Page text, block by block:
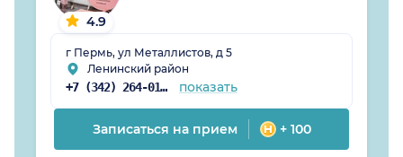
4.9
г Пермь, ул Металлистов, д 5
Ленинский район
+7 (342) 264-01-53 показать
Записаться на прием + 100